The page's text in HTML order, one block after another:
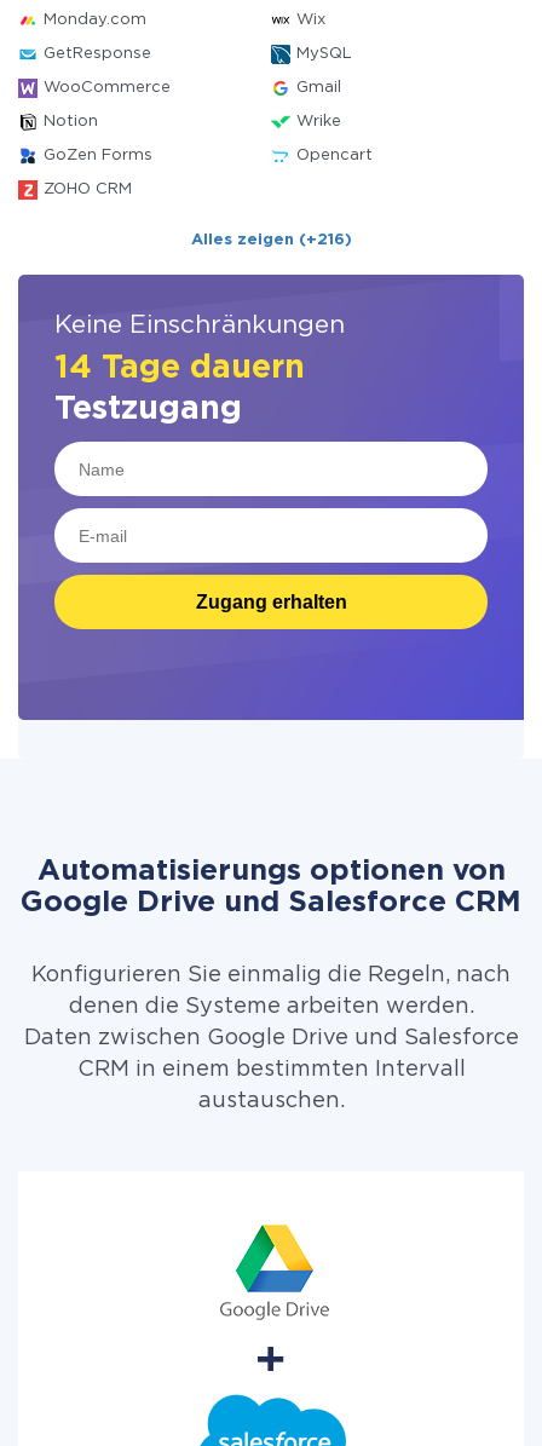
Monday.com Wix
GetResponse MySQL
WooCommerce Gmail
Notion Wrike
GoZen Forms Opencart
ZOHO CRM
Alles zeigen (+216)
Keine Einschränkungen
14 Tage dauern
Testzugang
Zugang erhalten
Automatisierungs optionen von
Google Drive und Salesforce CRM
Konfigurieren Sie einmalig die Regeln, nach
denen die Systeme arbeiten werden.
Daten zwischen Google Drive und Salesforce
CRM in einem bestimmten Intervall
austauschen.